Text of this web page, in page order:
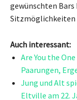
gewünschten
Sitzmöglichkeiten
Auch interessant:
Are You the
Paarungen,
Jung und Alt
Eltville am 22.